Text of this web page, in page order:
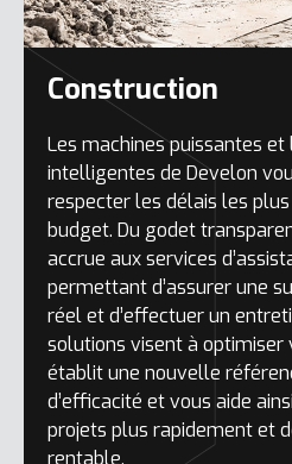
Construction
Les machines puissantes
intelligentes de Develon
respecter les délais les
budget. Du godet
accrue aux services
permettant d’assurer une
réel et d’effectuer un
solutions visent à optimiser
établit une nouvelle
d’efficacité et vous aide
projets plus rapidement et
rentable.